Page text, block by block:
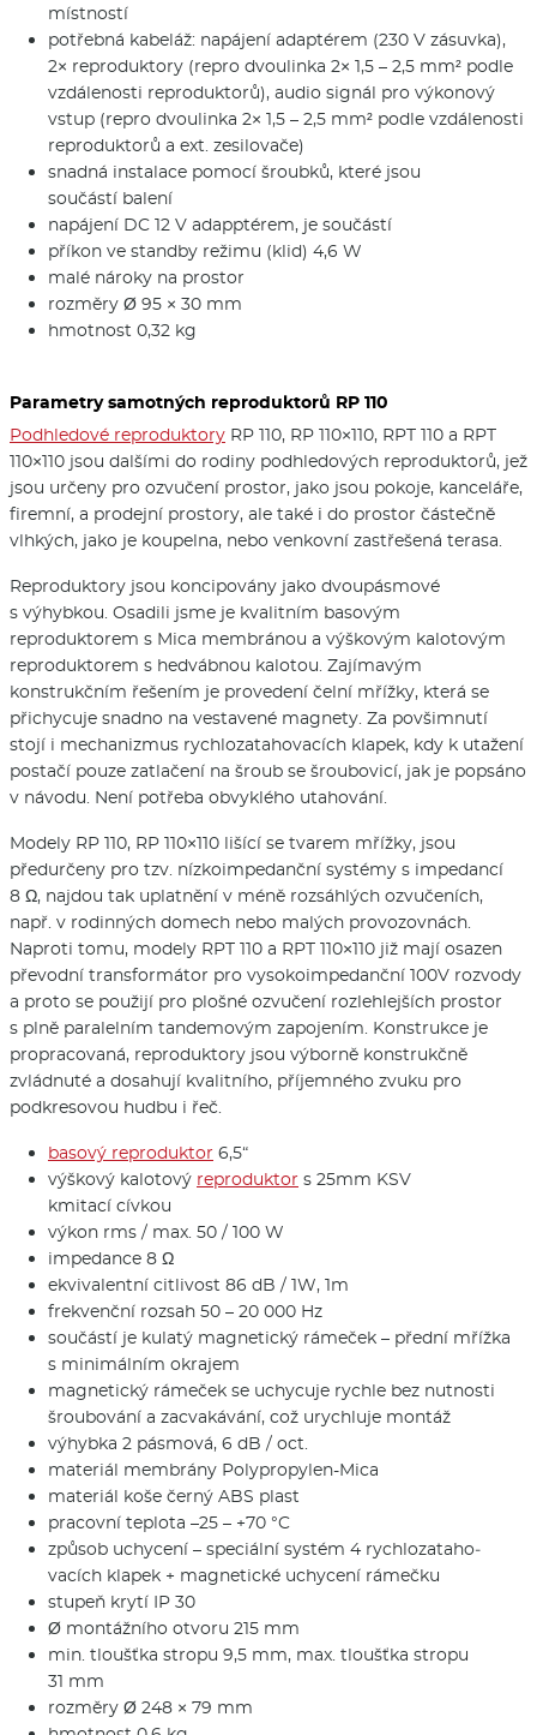
místností
potřebná kabeláž: napájení adaptérem (230 V zásuvka),
2× reproduktory (repro dvoulinka 2× 1,5 – 2,5 mm² podle
vzdálenosti reproduktorů), audio signál pro výkonový
vstup (repro dvoulinka 2× 1,5 – 2,5 mm² podle vzdálenosti
reproduktorů a ext. zesilovače)
snadná instalace pomocí šroubků, které jsou
součástí balení
napájení DC 12 V adapptérem, je součástí
příkon ve standby režimu (klid) 4,6 W
malé nároky na prostor
rozměry Ø 95 × 30 mm
hmotnost 0,32 kg
Parametry samotných reproduktorů RP 110
Podhledové reproduktory RP 110, RP 110×110, RPT 110 a RPT
110×110 jsou dalšími do rodiny podhledových reproduktorů, jež
jsou určeny pro ozvučení prostor, jako jsou pokoje, kanceláře,
firemní, a prodejní prostory, ale také i do prostor částečně
vlhkých, jako je koupelna, nebo venkovní zastřešená terasa.
Reproduktory jsou koncipovány jako dvoupásmové
s výhybkou. Osadili jsme je kvalitním basovým
reproduktorem s Mica membránou a výškovým kalotovým
reproduktorem s hedvábnou kalotou. Zajímavým
konstrukčním řešením je provedení čelní mřížky, která se
přichycuje snadno na vestavené magnety. Za povšimnutí
stojí i mechanizmus rychlozatahovacích klapek, kdy k utažení
postačí pouze zatlačení na šroub se šroubovicí, jak je popsáno
v návodu. Není potřeba obvyklého utahování.
Modely RP 110, RP 110×110 lišící se tvarem mřížky, jsou
předurčeny pro tzv. nízkoimpedanční systémy s impedancí
8 Ω, najdou tak uplatnění v méně rozsáhlých ozvučeních,
např. v rodinných domech nebo malých provozovnách.
Naproti tomu, modely RPT 110 a RPT 110×110 již mají osazen
převodní transformátor pro vysokoimpedanční 100V rozvody
a proto se použijí pro plošné ozvučení rozlehlejších prostor
s plně paralelním tandemovým zapojením. Konstrukce je
propracovaná, reproduktory jsou výborně konstrukčně
zvládnuté a dosahují kvalitního, příjemného zvuku pro
podkresovou hudbu i řeč.
basový reproduktor 6,5“
výškový kalotový reproduktor s 25mm KSV
kmitací cívkou
výkon rms / max. 50 / 100 W
impedance 8 Ω
ekvivalentní citlivost 86 dB / 1W, 1m
frekvenční rozsah 50 – 20 000 Hz
součástí je kulatý magnetický rámeček – přední mřížka
s minimálním okrajem
magnetický rámeček se uchycuje rychle bez nutnosti
šroubování a zacvakávání, což urychluje montáž
výhybka 2 pásmová, 6 dB / oct.
materiál membrány Polypropylen-Mica
materiál koše černý ABS plast
pracovní teplota –25 – +70 °C
způsob uchycení – speciální systém 4 rychlozataho­
vacích klapek + magnetické uchycení rámečku
stupeň krytí IP 30
Ø montážního otvoru 215 mm
min. tloušťka stropu 9,5 mm, max. tloušťka stropu
31 mm
rozměry Ø 248 × 79 mm